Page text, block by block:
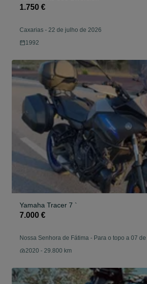
1.750 €
Caxarias - 22 de julho de 2026
1992
Yamaha Tracer 7 `
7.000 €
Nossa Senhora de Fátima - Para o topo a 07
2020 - 29.800 km